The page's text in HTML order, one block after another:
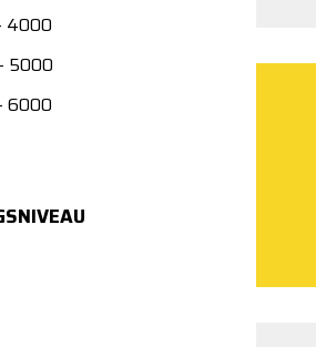
4000
5000
6000